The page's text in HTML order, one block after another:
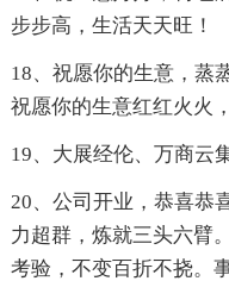
步步高，生活天天旺！
18、祝愿你的生意，蒸
祝愿你的生意红红火火
19、大展经伦、万商云集
20、公司开业，恭喜恭
力超群，炼就三头六臂
考验，不变百折不挠。